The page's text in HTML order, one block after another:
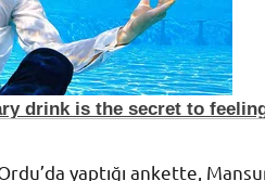
yaptığı ankette,